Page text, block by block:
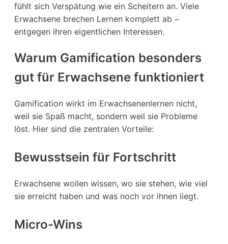
fühlt sich Verspätung wie ein Scheitern an. Viele
Erwachsene brechen Lernen komplett ab –
entgegen ihren eigentlichen Interessen.
Warum Gamification besonders
gut für Erwachsene funktioniert
Gamification wirkt im Erwachsenenlernen nicht,
weil sie Spaß macht, sondern weil sie Probleme
löst. Hier sind die zentralen Vorteile:
Bewusstsein für Fortschritt
Erwachsene wollen wissen, wo sie stehen, wie viel
sie erreicht haben und was noch vor ihnen liegt.
Micro-Wins